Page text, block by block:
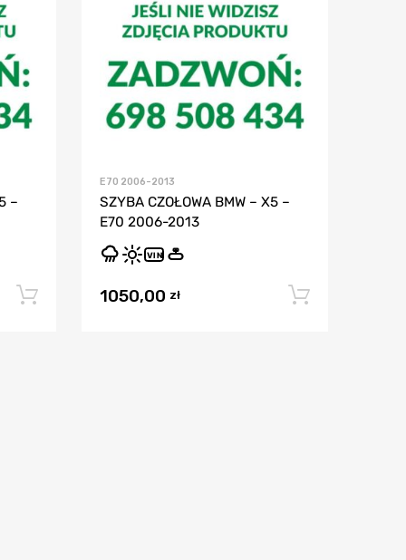
–
Dodaj do koszyka
E70 2006-2013
SZYBA CZOŁOWA BMW – X5 –
E70 2006-2013
VIN
1050,00 zł